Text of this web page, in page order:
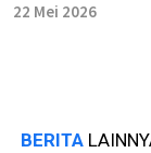
22 Mei 2026
BERITA